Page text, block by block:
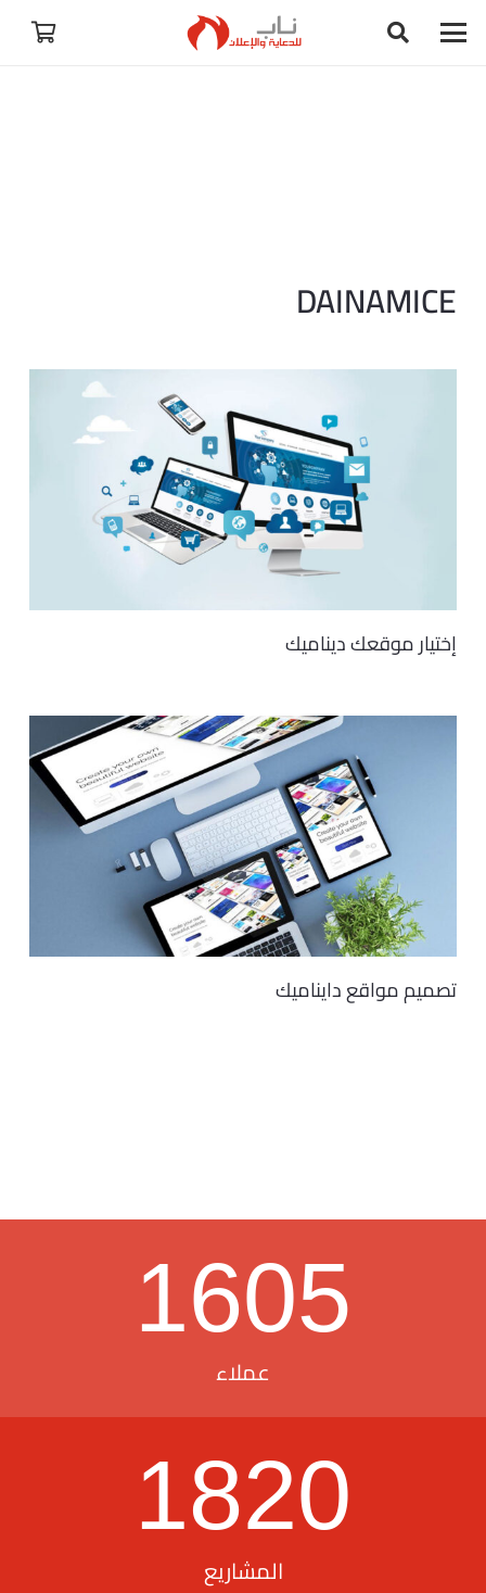
DAINAMICE
إختيار موقعك ديناميك
تصميم مواقع دايناميك
1605
عملاء
1820
المشاريع